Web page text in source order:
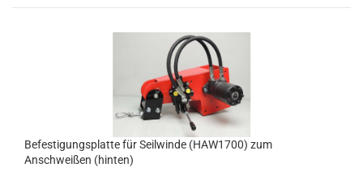
Befestigungsplatte für Seilwinde (HAW1700) zum
Anschweißen (hinten)